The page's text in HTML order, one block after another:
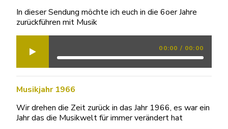
In dieser Sendung möchte ich euch in die 6oer Jahre
zurückführen mit Musik
00:00 / 00:00
Musikjahr 1966
Wir drehen die Zeit zurück in das Jahr 1966, es war ein
Jahr das die Musikwelt für immer verändert hat